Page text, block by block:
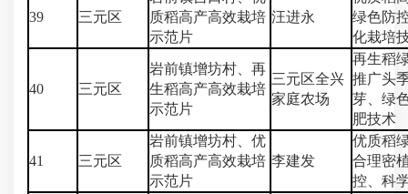
39 三元区
质稻高产高效栽培
示范片
汪进永
绿色防
化栽培
40 三元区
岩前镇增坊村、再
生稻高产高效栽培
示范片
三元区全兴
家庭农场
再生稻
推广头
芽、绿
肥技术
41 三元区
岩前镇增坊村、优
质稻高产高效栽培
示范片
李建发
优质稻
合理密
控、科